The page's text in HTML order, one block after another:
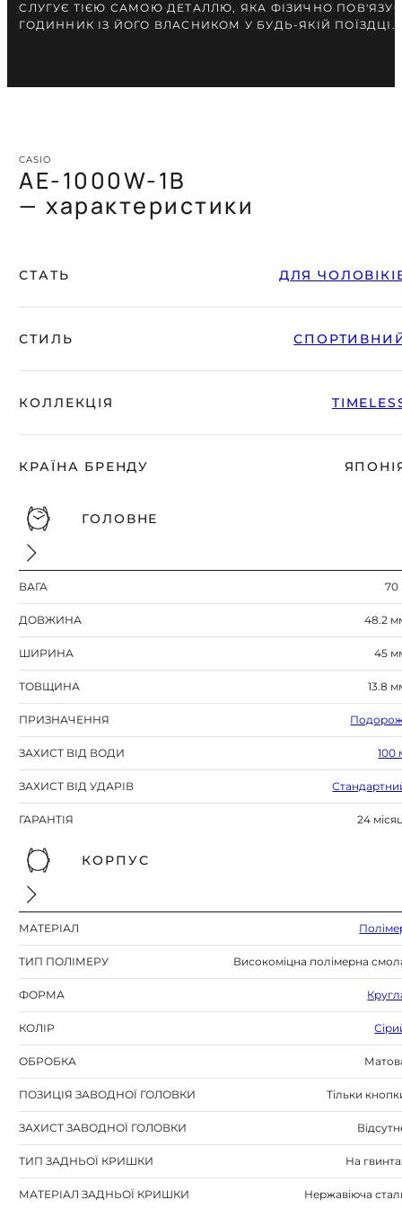
СЛУГУЄ ТІЄЮ САМОЮ ДЕТАЛЛЮ, ЯКА ФІЗИЧНО ПОВ'ЯЗУЄ
ГОДИННИК ІЗ ЙОГО ВЛАСНИКОМ У БУДЬ-ЯКІЙ ПОЇЗДЦІ.
CASIO
AE-1000W-1B
— характеристики
СТАТЬ ДЛЯ
СТИЛЬ
КОЛЛЕКЦІЯ
КРАЇНА БРЕНДУ
ГОЛОВНЕ
ВАГА 70
ДОВЖИНА 48.2
ШИРИНА 45
ТОВЩИНА 13.8
ПРИЗНАЧЕННЯ
ЗАХИСТ ВІД ВОДИ 100
ЗАХИСТ ВІД УДАРІВ
ГАРАНТІЯ 24
КОРПУС
МАТЕРІАЛ
ТИП ПОЛІМЕРУ Високоміцна полімерна
ФОРМА
КОЛІР
ОБРОБКА
ПОЗИЦІЯ ЗАВОДНОЇ ГОЛОВКИ Тільки
ЗАХИСТ ЗАВОДНОЇ ГОЛОВКИ
ТИП ЗАДНЬОЇ КРИШКИ На
МАТЕРІАЛ ЗАДНЬОЇ КРИШКИ Нержавіюча